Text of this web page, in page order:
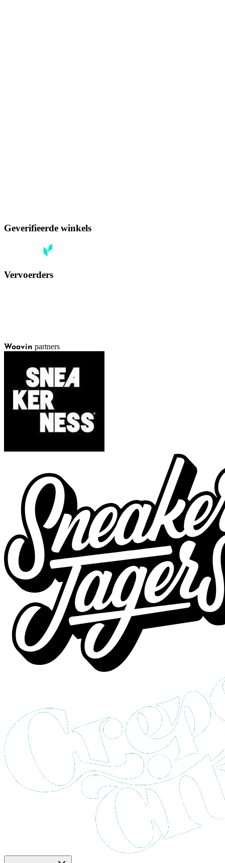
Geverifieerde winkels
Vervoerders
Woovin partners